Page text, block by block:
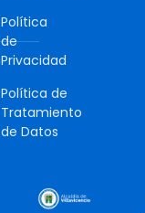
Política
de
Privacidad
Política de
Tratamiento
de Datos